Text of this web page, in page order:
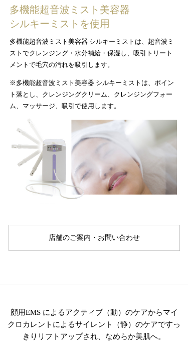
多機能超音波ミスト美容器
シルキーミストを使用
多機能超音波ミスト美容器 シルキーミストは、超音波ミ
ストでクレンジング・水分補給・保湿し、吸引トリート
メントで毛穴の汚れを吸引します。
※多機能超音波ミスト美容器 シルキーミストは、ポイン
ト落とし、クレンジングクリーム、クレンジングフォー
ム、マッサージ、吸引で使用します。
店舗のご案内・お問い合わせ
顔用EMS によるアクティブ（動）のケアからマイ
クロカレントによるサイレント（静）のケアですっ
きりリフトアップされ、なめらか美肌へ。